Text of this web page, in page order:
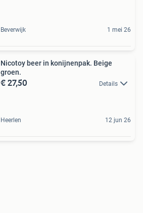
Beverwijk 1 mei 26
Nicotoy beer in konijnenpak. Beige
groen.
€ 27,50 Details
Heerlen 12 jun 26